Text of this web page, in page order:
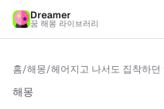
Dreamer
꿈 해몽 라이브러리
홈/해몽/
해몽